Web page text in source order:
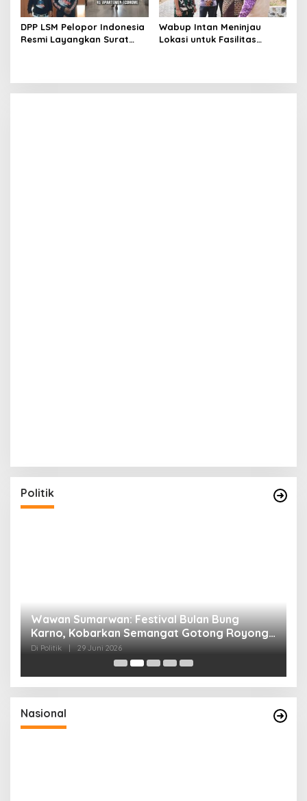
DPP LSM Pelopor Indonesia
Resmi Layangkan Surat
Wabup Intan Meninjau
Lokasi untuk Fasilitas
Politik
Wawan Sumarwan: Festival Bulan Bung
Karno, Kobarkan Semangat Gotong Royong
dan Kepedulian Sosial
Di Politik 29 Juni 2026
Nasional